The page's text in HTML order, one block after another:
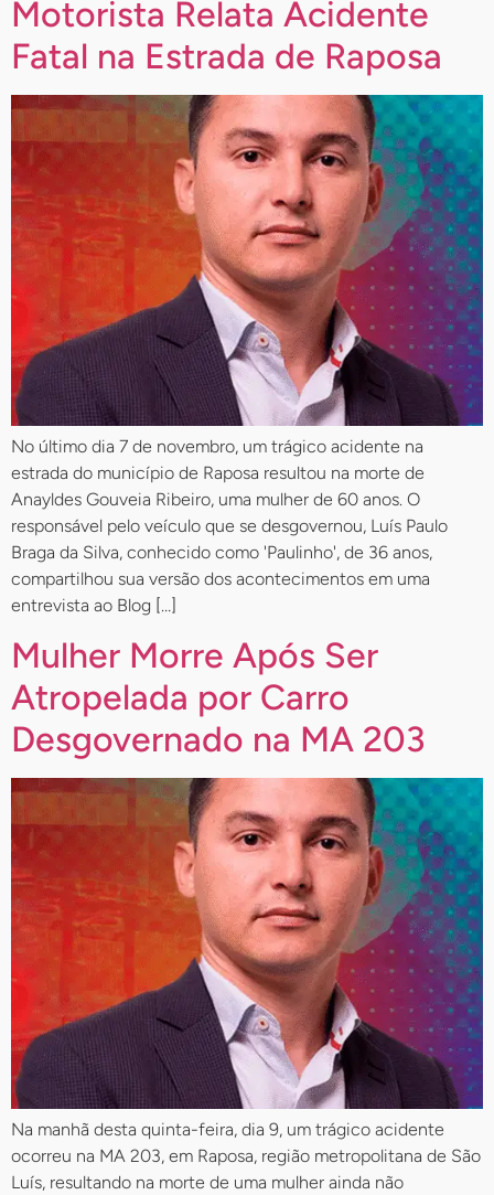
Motorista Relata Acidente
Fatal na Estrada de Raposa
No último dia 7 de novembro, um trágico acidente na
estrada do município de Raposa resultou na morte de
Anayldes Gouveia Ribeiro, uma mulher de 60 anos. O
responsável pelo veículo que se desgovernou, Luís Paulo
Braga da Silva, conhecido como 'Paulinho', de 36 anos,
compartilhou sua versão dos acontecimentos em uma
entrevista ao Blog […]
Mulher Morre Após Ser
Atropelada por Carro
Desgovernado na MA 203
Na manhã desta quinta-feira, dia 9, um trágico acidente
ocorreu na MA 203, em Raposa, região metropolitana de São
Luís, resultando na morte de uma mulher ainda não